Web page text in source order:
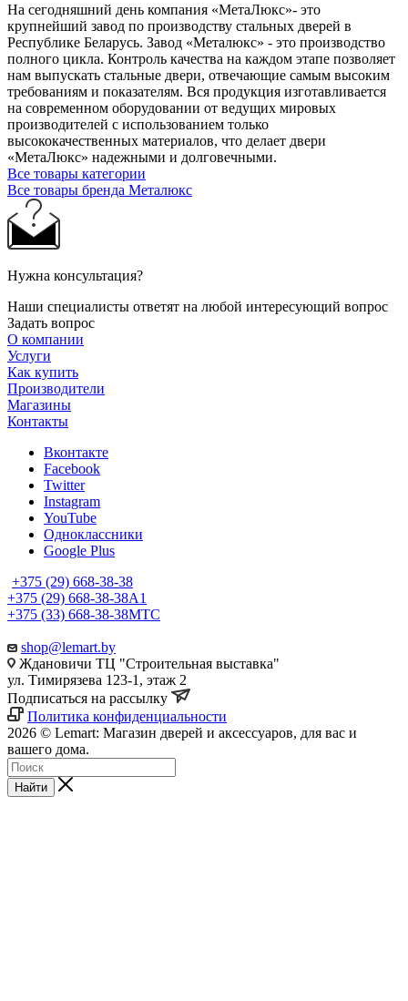
На сегодняшний день компания «МетаЛюкс»- это
крупнейший завод по производству стальных дверей в
Республике Беларусь. Завод «Металюкс» - это производство
полного цикла. Контроль качества на каждом этапе позволяет
нам выпускать стальные двери, отвечающие самым высоким
требованиям и показателям. Вся продукция изготавливается
на современном оборудовании от ведущих мировых
производителей с использованием только
высококачественных материалов, что делает двери
«МетаЛюкс» надежными и долговечными.
Все товары категории
Все товары бренда Металюкс
Нужна консультация?
Наши специалисты ответят на любой интересующий вопрос
Задать вопрос
О компании
Услуги
Как купить
Производители
Магазины
Контакты
Вконтакте
Facebook
Twitter
Instagram
YouTube
Одноклассники
Google Plus
+375 (29) 668-38-38
+375 (29) 668-38-38A1
+375 (33) 668-38-38МТС
shop@lemart.by
Ждановичи ТЦ "Строительная выставка"
ул. Тимирязева 123-1, этаж 2
Подписаться на рассылку
Политика конфиденциальности
2026 © Lemart: Магазин дверей и аксессуаров, для вас и
вашего дома.
Найти